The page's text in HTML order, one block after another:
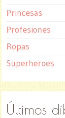
Princesas
Profesiones
Ropas
Superheroes
Últimos